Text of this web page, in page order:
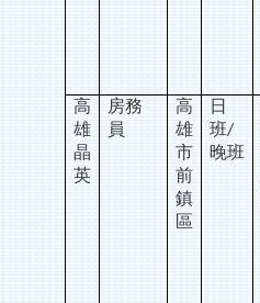
高
雄
晶
英
房務
員
高
雄
市
前
鎮
區
日
班/
晚班